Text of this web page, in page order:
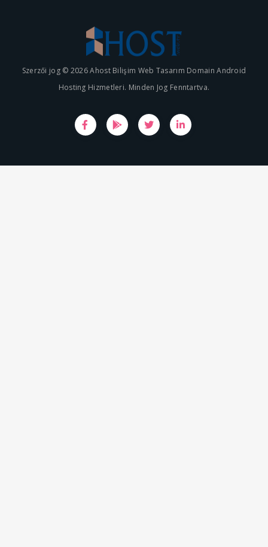
Szerzői jog © 2026 Ahost Bilişim Web Tasarım Domain Android
Hosting Hizmetleri. Minden Jog Fenntartva.